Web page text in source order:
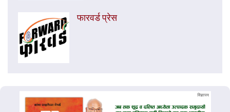
फारवर्ड प्रेस